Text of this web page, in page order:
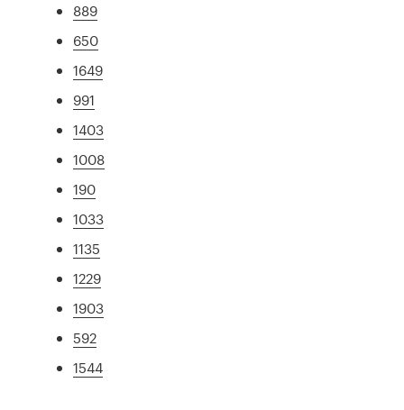
889
650
1649
991
1403
1008
190
1033
1135
1229
1903
592
1544